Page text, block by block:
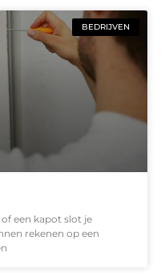
BEDRIJVEN
een kapot slot je
rekenen op een